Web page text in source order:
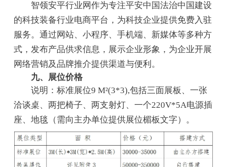
智领安平行业网作为专注平安中国法治中国建设
的科技装备行业电商平台，为科技企业提供免费入驻
服务。通过网站、小程序、手机端、新媒体等多种方
式，发布产品供求信息，展示企业形象，为企业开展
网络营销及品牌推介提供渠道与便利。
九、展位价格
说明：标准展位9 M²(3*3),包括三面展板、一张
洽谈桌、两把椅子、两支射灯、一个220V*5A电源插
座、地毯（需向主办单位提供展位楣板文字）。